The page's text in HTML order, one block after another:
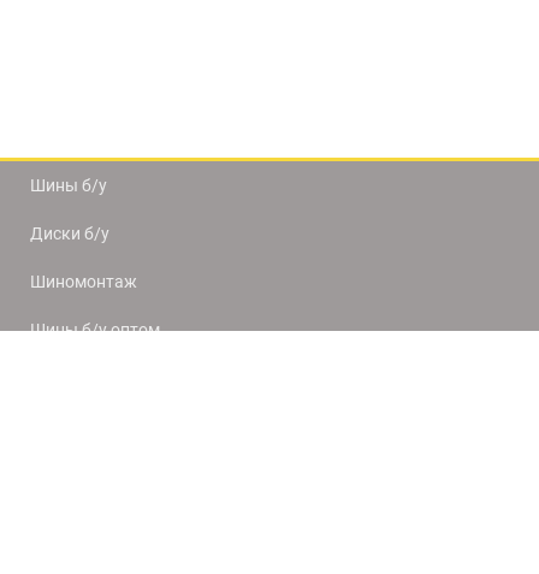
Шины б/у
Диски б/у
Шиномонтаж
Шины б/у оптом